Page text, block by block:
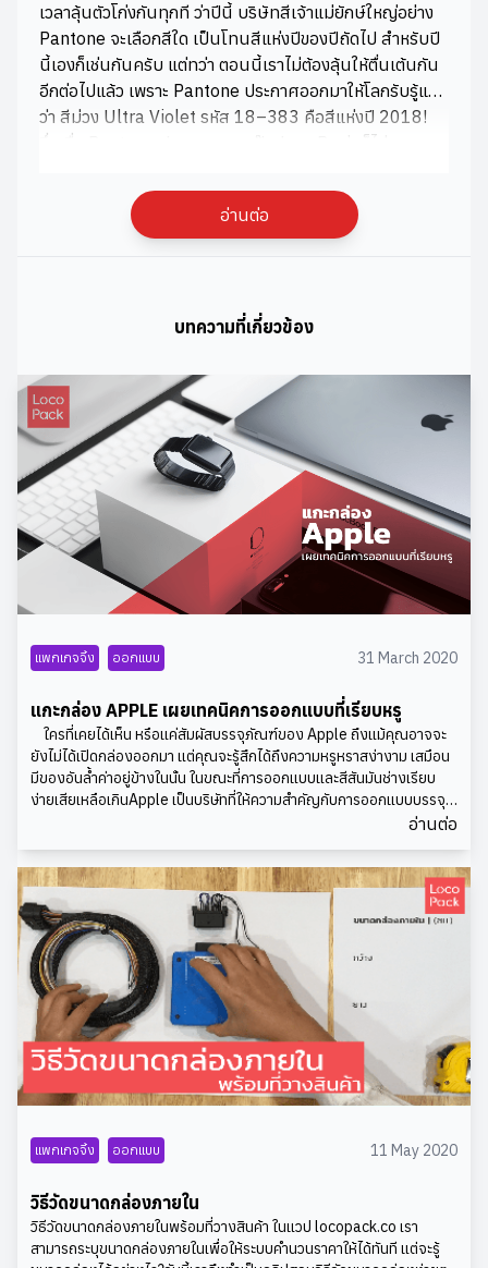
เวลาลุ้นตัวโก่งกันทุกที ว่าปีนี้ บริษัทสีเจ้าแม่ยักษ์ใหญ่อย่าง
Pantone จะเลือกสีใด เป็นโทนสีแห่งปีของปีถัดไป สำหรับปี
นี้เองก็เช่นกันครับ แต่ทว่า ตอนนี้เราไม่ต้องลุ้นให้ตื่นเต้นกัน
อีกต่อไปแล้ว เพราะ Pantone ประกาศออกมาให้โลกรับรู้แล้ว
ว่า สีม่วง Ultra Violet รหัส 18–383 คือสีแห่งปี 2018!
บทความนี้กันเลย ULTRA VIOLET สำหรับกราฟฟิกและ
แพคเกจจิ้งดีไซน์แฝงไปด้วยความซับซ้อน ดูลึกลับ แต่ให้
ของผลงานดีไซน์เนอร์จากทั่วโลกเป็นอย่างดี ดั่งที่ปรากฏให้
สินค้าเสริมความงาม รวมไปถึงผลิตภัณฑ์จากแบรนด์หรู ซึ่ง
นับวันจะยิ่งเน้นความซับซ้อนและมิติของการออกแบบที่มาก
ขึ้นยิ่งกว่าเดิม ULTRA VIOLET และวงการแฟชั่นด้วย
คุณสมบัติที่มีความเป็นกลางระหว่างเพศหญิงและเพศชาย
ตัวเลือกอย่างสีม่วง Ultra Violet ที่ผสมผสานกันระหว่าง
พื้นสีของสีแดง และสีฟ้า ได้ถูกหยิบยกเป็นเครื่องมือเพื่อสร้าง
ความรู้สึกเชื่อมโยงระหว่างผู้ออกแบบ ผู้ผลิตและผู้บริโภค
ทุกๆเพศ นอกจากนี้ความเข้ากันได้ดีกับสี และวัสดุที่หลาก
หลายอย่างไม่จำกัด อาทิ การใช้สีทองกับสีม่วงเพื่อให้
บรรยากาศหรูหรา การใช้สีเขียวเทากับสีม่วงก็ให้ความรู้สึก
เป็นธรรมชาติ นอกจากนี้การจับคู่ผ้าหรูอย่างกำมะหยี่กับสี
ม่วงสำหรับชุดราตรีงานกลางคืน ก็ดูเข้ากันได้ดีไม่แพ้การ
เลือกใช้สีม่วงสำหรับสินค้านักกีฬา หรือรองเท้าผ้าใบ ULTRA
VIOLET ในแวดวงความงาม ถือเป็นมนต์ขลังของสีม่วง
Ultra Violet ที่สามารถใช้เสริม แต่งประกายเพื่อเพิ่มความ
งามน่าหลงใหลให้กับทุกๆคน ด้วยความนุ่มลึกแบบเป็น
ธรรมชาติที่เข้ากันได้ดีกับความลงตัวของการผสมสี ไล่สี สี
ม่วงได้ถูกคัดเลือกเพื่อเป็นตัวแทนของความงามในวงการ
แฟชั่นผ่านหลายกรรมวิธีการใช้ ไม่ว่าการใช้สีม่วงเดี่ยวๆ เพื่อ
ทาเป็นลิปสติก หรือใช้เป็นสีเล็บสามารถที่สร้างเอกลักษณ์
มั่นใจปนเท่ห์ ให้กับผู้เลือกใช้ หรือการใช้สีม่วงผสมกับสีเมทา
ลิกเพื่อใช้กับเปลือกตาให้เจ้าของดวงตาดูลึกลับ เป็นปริศนาดั่ง
สีของจักรวาลก็นับเป็นอีกเคล็ดลับวิธีสร้างความน่าดึงดูดที่
น่าสนใจ นอกจากนี้สีม่วงยังได้ถูกเลือกใช้เป็นเฉดสีสำหรับ
การย้อมเส้นผมที่นับวันจะได้รับความนิยมมากขึ้นในมุมมอง
ความงามแบบ Street StyleULTRA VIOLET เพื่อการแต่ง
บ้าน หากกำลังมองหาหนทางเพื่อเปลี่ยนห้องแบบเดิมๆให้
เป็น ห้องที่บ่งบอกความเป็นตัวเองได้มากขึ้น การเลือกใช้สี
ม่วง Ultra Violet นับเป็นวิธีที่น่าสนใจที่ Pantone เสนอ
ด้วยคุณสมบัติที่สามารถเข้ากันได้ดีกับสีต่างๆ เพื่อสร้าง
เอกลักษณ์เฉพาะตัว การจับคู่สีม่วงกับสีสันโทนสดใสหรือ สี
สว่างสามารถช่วยฉุดความโดดเด่นของเครื่องแต่งบ้านชิ้น
อื่นๆ นอกจากนี้สีม่วง ยังนับเป็นสีที่เหมาะสมสำหรับการใช้
งานในทุกๆห้องของบ้าน หรืออาคารได้ด้วยเช่นกัน Credit:
อ่านต่อ
บทความที่เกี่ยวข้อง
แพกเกจจิ้ง ออกแบบ 31 March 2020
แกะกล่อง APPLE เผยเทคนิคการออกแบบที่เรียบหรู
ยังไม่ได้เปิดกล่องออกมา แต่คุณจะรู้สึกได้ถึงความหรูหราสง่างาม เสมือน
มีของอันล้ำค่าอยู่ข้างในนั้น ในขณะที่การออกแบบและสีสันมันช่างเรียบ
ง่ายเสียเหลือเกินApple เป็นบริษัทที่ให้ความสำคัญกับการออกแบบบรรจุ
นี้ก่อนที่จะมีการเปิดตัว iPod เป็นครั้งแรก Apple มีบรรจุภัณฑ์นับร้อยแบบ
ให้เลือก มีขั้นตอนการออกแบบตั้งแต่การระบุตำแหน่งที่จะดึงสติ๊กเกอร์
ชนิดของกระดาษแข็ง และกลไกการพับ ดังนั้นประสบการณ์ของลูกค้า
Apple ไม่ได้เริ่มต้นเมื่อลูกค้าใช้ผลิตภัณฑ์ แต่จะเริ่มตั้งแต่เห็นบรรจุภัณฑ์
ของ Apple ประสบการณ์ที่ดีของลูกค้าในการเปิดกล่องผลิตภัณฑ์ออกมา
มีความสำคัญพอๆกั บการให้ประสบการณ์การใช้งานผลิตภัณฑ์ที่ดี
นอกจากนี้การออกแบบบรรจุภัณฑ์ของ Apple ยังเป็นประโยชน์ต่อสิ่ง
แวดล้อม คนส่วนใหญ่ที่เคยซื้อผลิตภัณฑ์ Apple ยังคงมีบรรจุภัณฑ์นั้นๆ
เก็บไว้อยู่ ไม่ใช่แค่เพื่อเป็นกล่องไว้เก็บเอกสารใบรับประกัน บรรจุภัณฑ์ของ
Apple นั้น ได้รับการออกแบบมาอย่างดีเพื่อให้คุณสามารถจัดเก็บ
ใช้ในการออกแบบบรรจุภัณฑ์ คือ ความเรียบง่ายรูปลักษณ์บรรจุภัณฑ์
ผลิตภัณฑ์ที่อยู่ข้างใน ไม่มีตัวอักษร หรือคำบรรยายอื่นใด ศิลปะอื่น ๆ บน
ละเอียดผลิตภัณฑ์ (16 GB, 3G เป็นต้น) และลิขสิทธิ์จะซ่อนไว้ที่ด้านหลัง
กล่องความสอดคล้องบรรจุภัณฑ์และผลิตภัณฑ์ของ Apple นั้นมีความ
สวยงาม ใช้ง่ายไม่ว่าจะเป็นผลิตภัณฑ์อะไรก็ตาม การเปิดกล่อง iPad ให้
ความรู้สึกเหมือนกับเป็นการเปิดกล่องสำหรับ iPhone และ iPod ซึ่งมันคือ
อ่านต่อ
แพกเกจจิ้ง ออกแบบ 11 May 2020
วิธีวัดขนาดกล่องภายใน
วิธีวัดขนาดกล่องภายในพร้อมที่วางสินค้า ในแวป locopack.co เรา
สามารถระบุขนาดกล่องภายในเพื่อให้ระบบคำนวนราคาให้ได้ทันที แต่จะรู้